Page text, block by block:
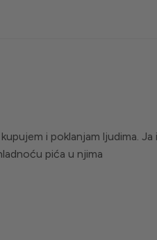
i poklanjam ljudima.
pića u njima